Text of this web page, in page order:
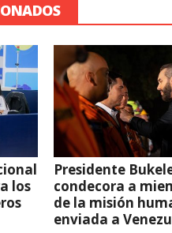
los
Presidente
condecora a
de la misión
enviada a